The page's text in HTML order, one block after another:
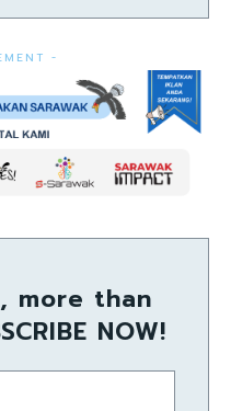
-
more than
NOW!